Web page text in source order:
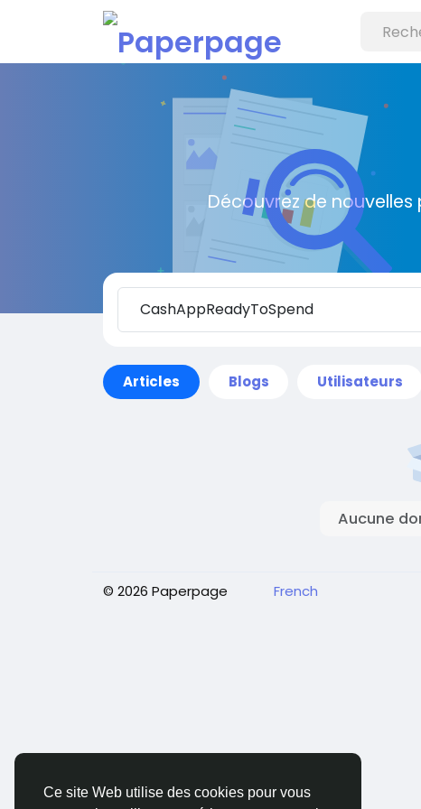
Ce site Web utilise des cookies pour vous
Découvrez de
Articles Blogs Utilisateurs
Aucune
© 2026 Paperpage French